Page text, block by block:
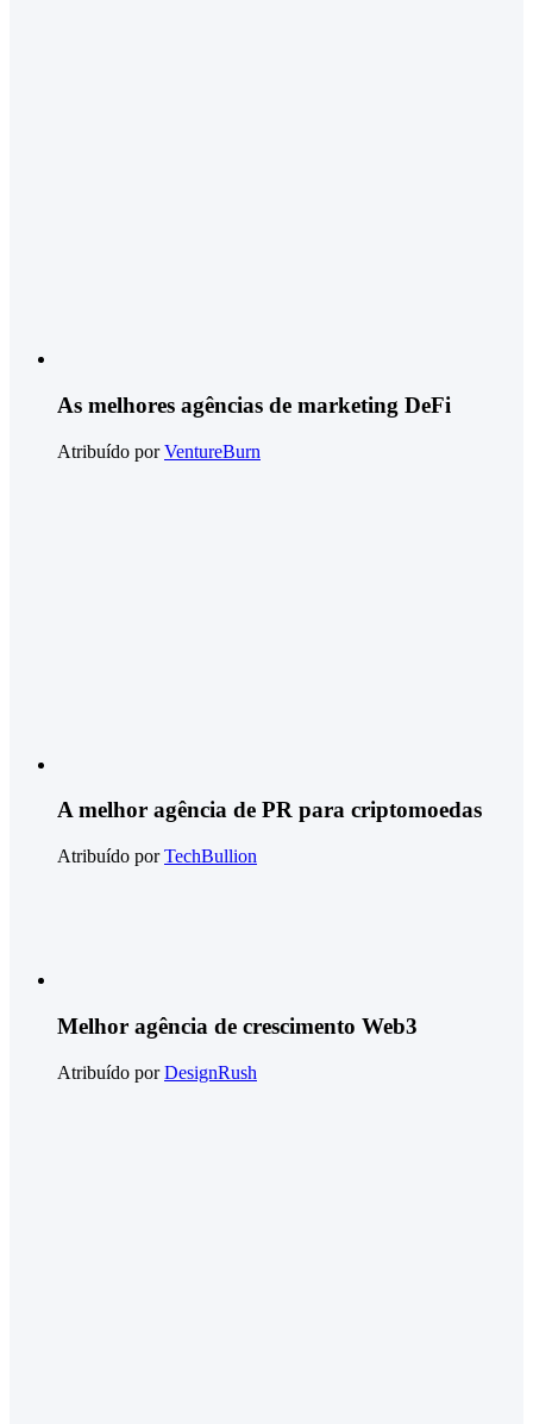
As melhores agências de marketing DeFi
Atribuído porVentureBurn
A melhor agência de PR para criptomoedas
Atribuído porTechBullion
Melhor agência de crescimento Web3
Atribuído porDesignRush